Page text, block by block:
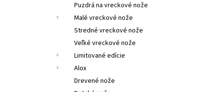
Puzdrá na vreckové nože
Malé vreckové nože
Stredné vreckové nože
Veľké vreckové nože
Limitované edície
Alox
Drevené nože
VICTORINOX A.6141 ŠPÁRADLO MALÉ
0,30 €